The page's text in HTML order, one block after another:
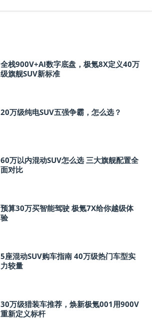
全栈900V+AI数字底盘，极氪8X定义40万
级旗舰SUV新标准
20万级纯电SUV五强争霸，怎么选？
60万以内混动SUV怎么选 三大旗舰配置全
面对比
预算30万买智能驾驶 极氪7X给你越级体
验
5座混动SUV购车指南 40万级热门车型实
力较量
30万级猎装车推荐，焕新极氪001用900V
重新定义标杆